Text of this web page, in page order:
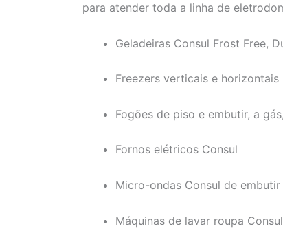
para atender toda a linha de
Geladeiras Consul Frost Free,
Freezers verticais e horizontais
Fogões de piso e embutir, a
Fornos elétricos Consul
Micro-ondas Consul de
Máquinas de lavar roupa